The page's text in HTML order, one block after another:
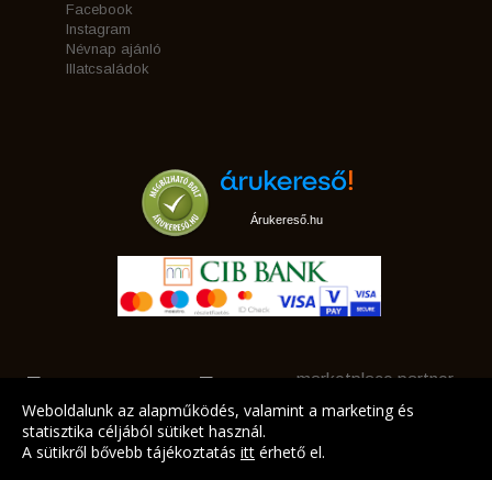
Facebook
Instagram
Névnap ajánló
Illatcsaládok
Árukereső.hu
marketplace partner
Weboldalunk az alapműködés, valamint a marketing és
statisztika céljából sütiket használ.
A sütikről bővebb tájékoztatás itt érhető el.